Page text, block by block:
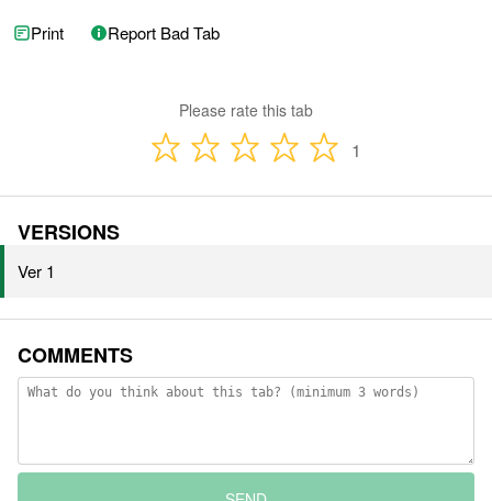
Print Report Bad Tab
Please rate this tab
1
VERSIONS
Ver 1
COMMENTS